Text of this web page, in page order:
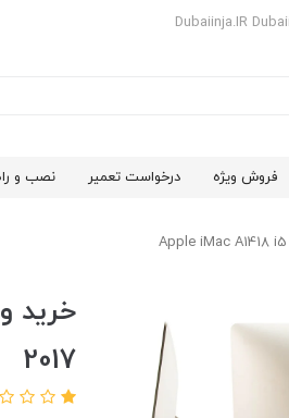
فروش ویژه درخواست تعمیر نصب و
2017